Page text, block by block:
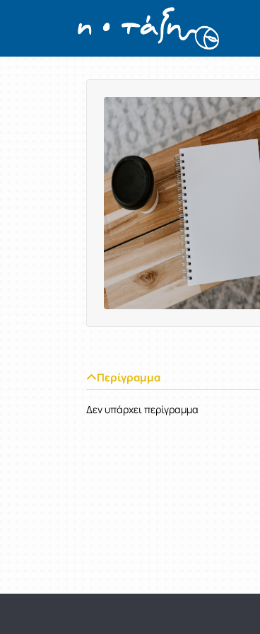
Παρουσίαση/Προβολή
Περίγραμμα
Δεν υπάρχει περίγραμμα